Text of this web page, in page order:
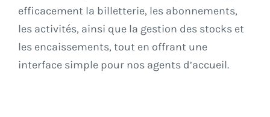
efficacement la billetterie, les abonnements,
les activités, ainsi que la gestion des stocks et
les encaissements, tout en offrant une
interface simple pour nos agents d’accueil.